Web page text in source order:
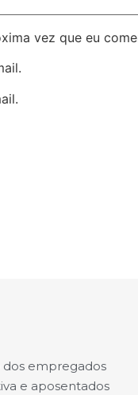
vez que eu
dos empregados
e aposentados